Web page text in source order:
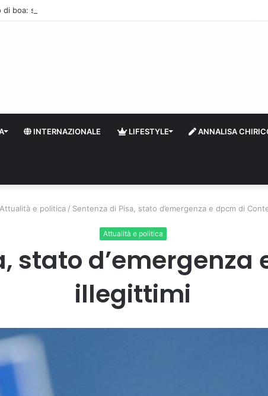
di boa: sempre più stranieri in Riviera
INTERNAZIONALE LIFESTYLE ANNALISA
Attualità e politica / Sentenza di Pisa, stato d’emergenza e dpcm di
Attualità e politica
stato d’emergenza
illegittimi